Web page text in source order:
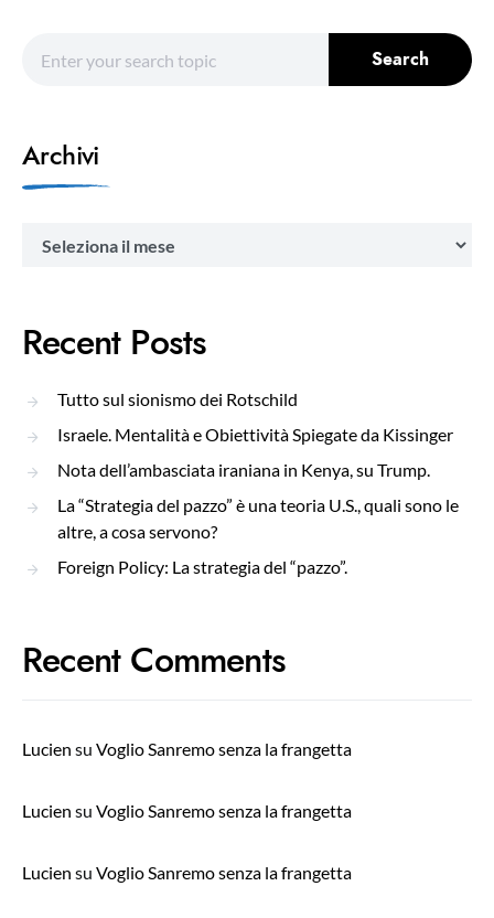
Search
Archivi
Recent Posts
Tutto sul sionismo dei Rotschild
Israele. Mentalità e Obiettività Spiegate da Kissinger
Nota dell’ambasciata iraniana in Kenya, su Trump.
La “Strategia del pazzo” è una teoria U.S., quali sono le
altre, a cosa servono?
Foreign Policy: La strategia del “pazzo”.
Recent Comments
Lucien su Voglio Sanremo senza la frangetta
Lucien su Voglio Sanremo senza la frangetta
Lucien su Voglio Sanremo senza la frangetta